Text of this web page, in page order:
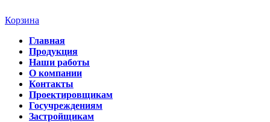
Корзина
Главная
Продукция
Наши работы
О компании
Контакты
Проектировщикам
Госучреждениям
Застройщикам